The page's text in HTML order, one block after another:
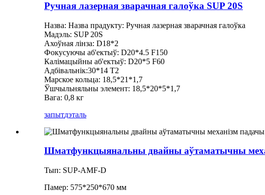
Ручная лазерная зварачная галоўка SUP 20S
Назва: Назва прадукту: Ручная лазерная зварачная галоўка
Мадэль: SUP 20S
Ахоўная лінза: D18*2
Фокусуючы аб'ектыў: D20*4.5 F150
Калімацыйны аб'ектыў: D20*5 F60
Адбівальнік:30*14 T2
Марское кольца: 18,5*21*1,7
Ўшчыльняльны элемент: 18,5*20*5*1,7
Вага: 0,8 кг
запытдэталь
Шматфункцыянальны двайны аўтаматычны
Тып: SUP-AMF-D
Памер: 575*250*670 мм